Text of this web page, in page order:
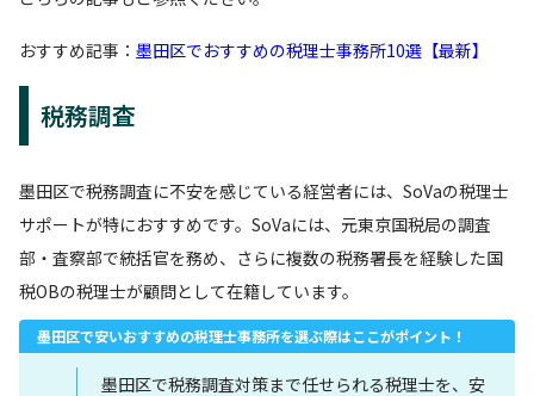
おすすめ記事： 墨田区でおすすめの税理士事務所10選【最新】
税務調査
墨田区で税務調査に不安を感じている経営者には、SoVaの税理士
サポートが特におすすめです。SoVaには、元東京国税局の調査
部・査察部で統括官を務め、さらに複数の税務署長を経験した国
税OBの税理士が顧問として在籍しています。
墨田区で安いおすすめの税理士事務所を選ぶ際はここがポイント！
墨田区で税務調査対策まで任せられる税理士を、安